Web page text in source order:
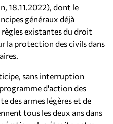
18.11.2022), dont le
généraux déjà
existantes du droit
la protection des civils dans
sans interruption
d'action des
des armes légères et de
tous les deux ans dans